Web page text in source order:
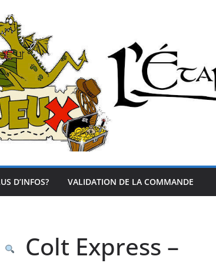
D’INFOS? VALIDATION DE LA COMMANDE
Colt Express –